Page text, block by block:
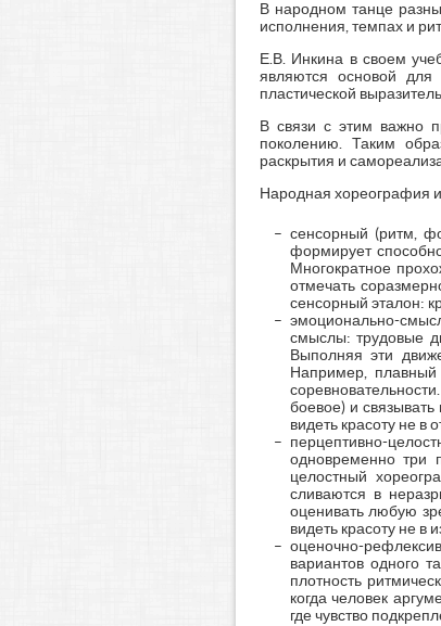
В народном танце
исполнения, темпах и
Е.В. Инкина в своем
являются основой для
пластической
В связи с этим важно
поколению. Таким
раскрытия и
Народная хореография
сенсорный (ритм,
формирует
Многократное
отмечать
сенсорный эталон:
эмоционально-
смыслы: трудовые
Выполняя эти
Например, плавный
боевое) и связывать
видеть красоту не в
перцептивно-
одновременно три
целостный
сливаются в
оценивать любую
видеть красоту не в
оценочно-
вариантов одного
плотность
когда человек
где чувство